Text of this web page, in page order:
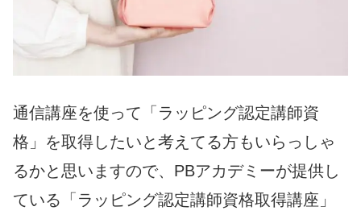
通信講座を使って「ラッピング認定講師資
格」を取得したいと考えてる方もいらっしゃ
るかと思いますので、PBアカデミーが提供し
ている「ラッピング認定講師資格取得講座」